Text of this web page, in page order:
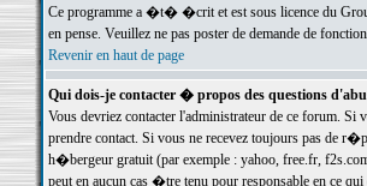
Ce programme a �t� �crit et est sous licence du
en pense. Veuillez ne pas poster de demande de
Revenir en haut de page
Qui dois-je contacter � propos des questions
Vous devriez contacter l'administrateur de ce forum.
prendre contact. Si vous ne recevez toujours pas de
h�bergeur gratuit (par exemple : yahoo, free.fr,
peut en aucun cas �tre tenu pour responsable en ce